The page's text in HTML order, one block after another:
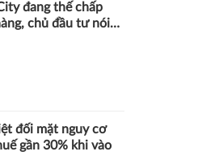
đang thế chấp
chủ đầu tư nói
đối mặt nguy cơ
gần 30% khi vào